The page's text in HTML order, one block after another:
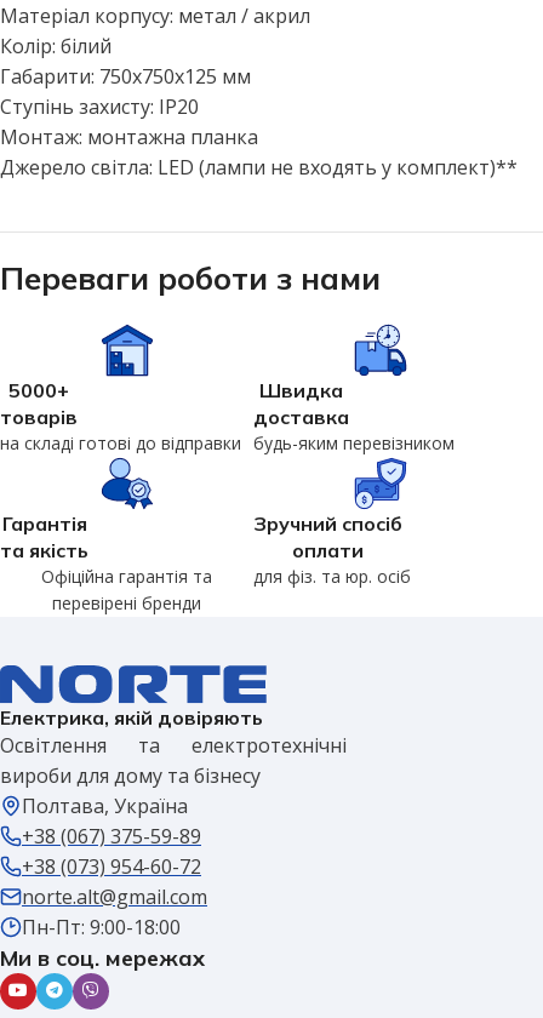
Матеріал корпусу: метал / акрил
Колір: білий
Габарити: 750x750x125 мм
Ступінь захисту: IP20
Монтаж: монтажна планка
Джерело світла: LED (лампи не входять у комплект)**
Переваги роботи з нами
5000+
товарів
на складі готові до відправки
Швидка
доставка
будь-яким перевізником
Гарантія
та якість
Офіційна гарантія та
перевірені бренди
Зручний спосіб
оплати
для фіз. та юр. осіб
Електрика, якій довіряють
Освітлення та електротехнічні
вироби для дому та бізнесу
Полтава, Україна
+38 (067) 375-59-89
+38 (073) 954-60-72
norte.alt@gmail.com
Пн-Пт: 9:00-18:00
Ми в соц. мережах